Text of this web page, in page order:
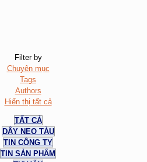
Filter by
Chuyên mục
Tags
Authors
Hiển thị tất cả
TẤT CẢ
DÂY NEO TÀU
TIN CÔNG TY
TIN SẢN PHẨM